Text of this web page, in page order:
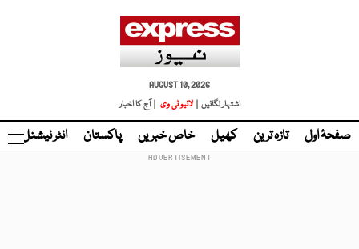
AUGUST 10, 2026
اشتہار لگائیں |
لائیو ٹی وی | آج کا اخبار
صفحۂ اول تازہ ترین کھیل خاص خبریں پاکستان انٹر نیشنل